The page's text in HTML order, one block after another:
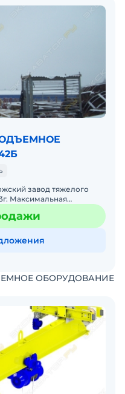
завод тяжелого
Максимальная
-42000мм. Тип
ОБОРУДОВАНИЕ